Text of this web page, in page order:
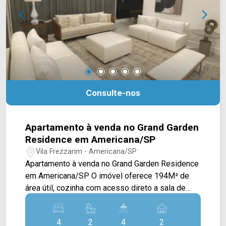
Unimed, Clube do Bosque e fácil acesso ao
Centro. *Esta é uma unidade decorada do
lançamento Signa Residence, móveis e imagens
meramente ilustrativas. Visite agora o decorado
com um corretor Arbix Imóveis: WhatsApp e
Telefone Arbix: (19) 3475-4546 ARBIX IMÓVEIS -
Presente em +1 lançamento!
Consulte-nos
Apartamento à venda no Grand Garden
Residence em Americana/SP
Vila Frezzarim - Americana/SP
Apartamento à venda no Grand Garden Residence
em Americana/SP O imóvel oferece 194M² de
área útil, cozinha com acesso direto a sala de
jantar, sala de estar e living. O imóvel também é
composto por uma area de lazer completa, com
4 2 4 2